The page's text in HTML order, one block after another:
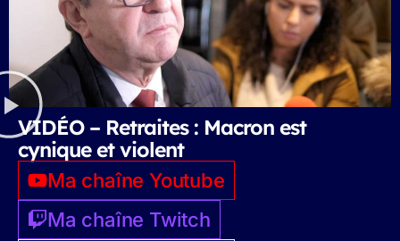
VIDÉO – Retraites : Macron est
cynique et violent
Ma chaîne Youtube
Ma chaîne Twitch